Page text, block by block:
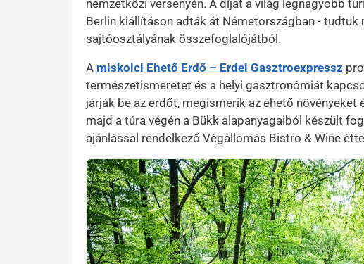
nemzetközi versenyén. A díjat a világ legnagyobb
Berlin kiállításon adták át Németországban - tudtuk
sajtóosztályának összefoglalójátból.
A miskolci Ehető Erdő – Erdei Gasztroexpressz
természetismeretet és a helyi gasztronómiát
járják be az erdőt, megismerik az ehető
majd a túra végén a Bükk alapanyagaiból készült
ajánlással rendelkező Végállomás Bistro & Wine
Kép